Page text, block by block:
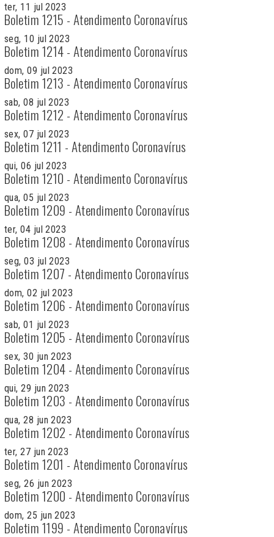
ter, 11 jul 2023
Boletim 1215 - Atendimento Coronavírus
seg, 10 jul 2023
Boletim 1214 - Atendimento Coronavírus
dom, 09 jul 2023
Boletim 1213 - Atendimento Coronavírus
sab, 08 jul 2023
Boletim 1212 - Atendimento Coronavírus
sex, 07 jul 2023
Boletim 1211 - Atendimento Coronavírus
qui, 06 jul 2023
Boletim 1210 - Atendimento Coronavírus
qua, 05 jul 2023
Boletim 1209 - Atendimento Coronavírus
ter, 04 jul 2023
Boletim 1208 - Atendimento Coronavírus
seg, 03 jul 2023
Boletim 1207 - Atendimento Coronavírus
dom, 02 jul 2023
Boletim 1206 - Atendimento Coronavírus
sab, 01 jul 2023
Boletim 1205 - Atendimento Coronavírus
sex, 30 jun 2023
Boletim 1204 - Atendimento Coronavírus
qui, 29 jun 2023
Boletim 1203 - Atendimento Coronavírus
qua, 28 jun 2023
Boletim 1202 - Atendimento Coronavírus
ter, 27 jun 2023
Boletim 1201 - Atendimento Coronavírus
seg, 26 jun 2023
Boletim 1200 - Atendimento Coronavírus
dom, 25 jun 2023
Boletim 1199 - Atendimento Coronavírus